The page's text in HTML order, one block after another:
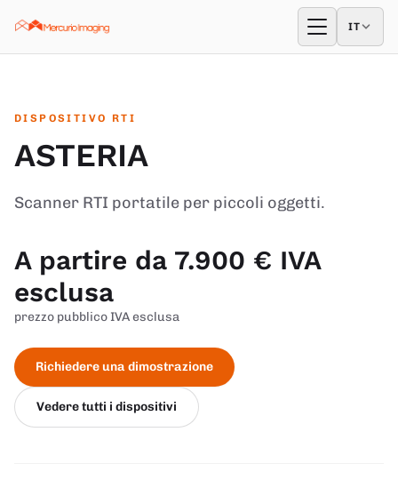
Apri menu
IT
IT
DISPOSITIVO RTI
ASTERIA
Scanner RTI portatile per piccoli oggetti.
A partire da 7.900 € IVA
esclusa
prezzo pubblico IVA esclusa
Richiedere una dimostrazione
Vedere tutti i dispositivi